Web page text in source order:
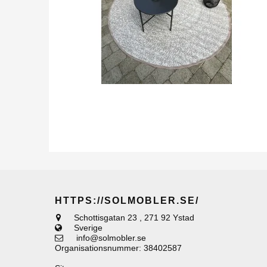
HTTPS://SOLMOBLER.SE/
Schottisgatan 23 , 271 92 Ystad
Sverige
info@solmobler.se
Organisationsnummer: 38402587